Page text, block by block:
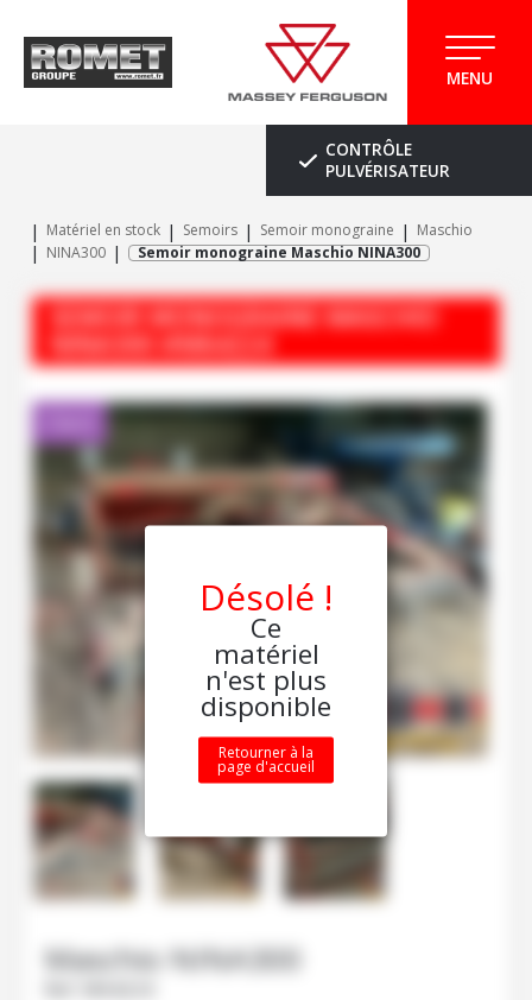
MENU
CONTRÔLE
PULVÉRISATEUR
Matériel en stock Semoirs Semoir monograine
Maschio
NINA300
Semoir monograine Maschio NINA300
SEMOIR MONOGRAINEMASCHIO
#M64224
MaschioNINA300
Désolé !
Ce
matériel
n'est plus
disponible
Retourner à la
page d'accueil